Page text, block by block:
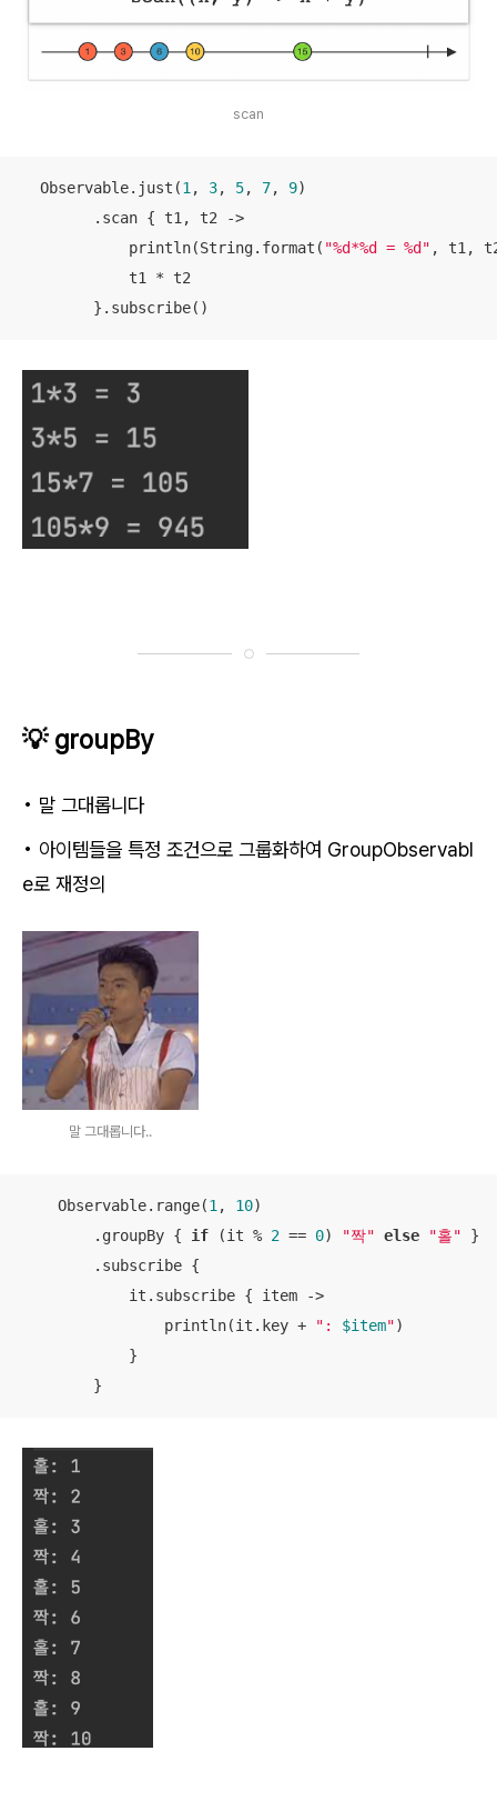
scan
  Observable.just(
1 , 3, 5, 7, 9)
        .scan { t1, t2 ->
            println(String.format(
"%d*%d = %d" , t1,
            t1 * t2
        }.subscribe()
💡 groupBy
• 말 그대롭니다
• 아이템들을 특정 조건으로 그룹화하여 GroupObservabl
e로 재정의
말 그대롭니다..
    Observable.range(
1 , 10)
        .groupBy {
if (it % 2 == 0) "짝" else "홀" }
        .subscribe {
            it.subscribe { item ->
                println(it.key +
": $item")
            }
        }